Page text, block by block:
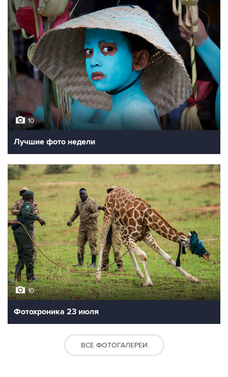
10
Лучшие фото недели
10
Фотохроника 23 июля
ВСЕ ФОТОГАЛЕРЕИ